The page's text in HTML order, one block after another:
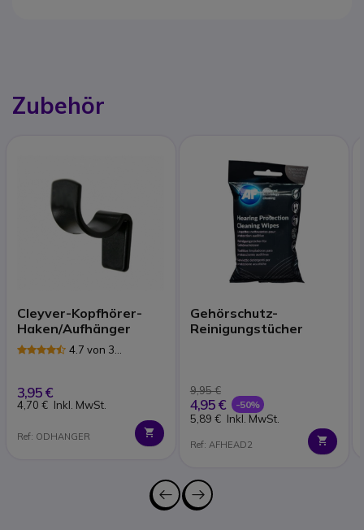
Zubehör
Cleyver-Kopfhörer-
Haken/Aufhänger
4.7 von 3
3,95 €
4,70 € Inkl. MwSt.
Ref: ODHANGER
Gehörschutz-
Reinigungstücher
9,95 €
4,95 € -50%
5,89 € Inkl. MwSt.
Ref: AFHEAD2